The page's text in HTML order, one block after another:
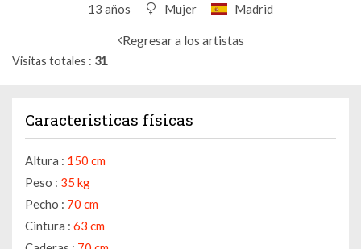
13 años Mujer Madrid
Regresar a los artistas
Visitas totales 31
Caracteristicas físicas
Altura : 150 cm
Peso : 35 kg
Pecho : 70 cm
Cintura : 63 cm